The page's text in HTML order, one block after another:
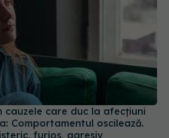
Comportamentul oscilează.
furios, agresiv